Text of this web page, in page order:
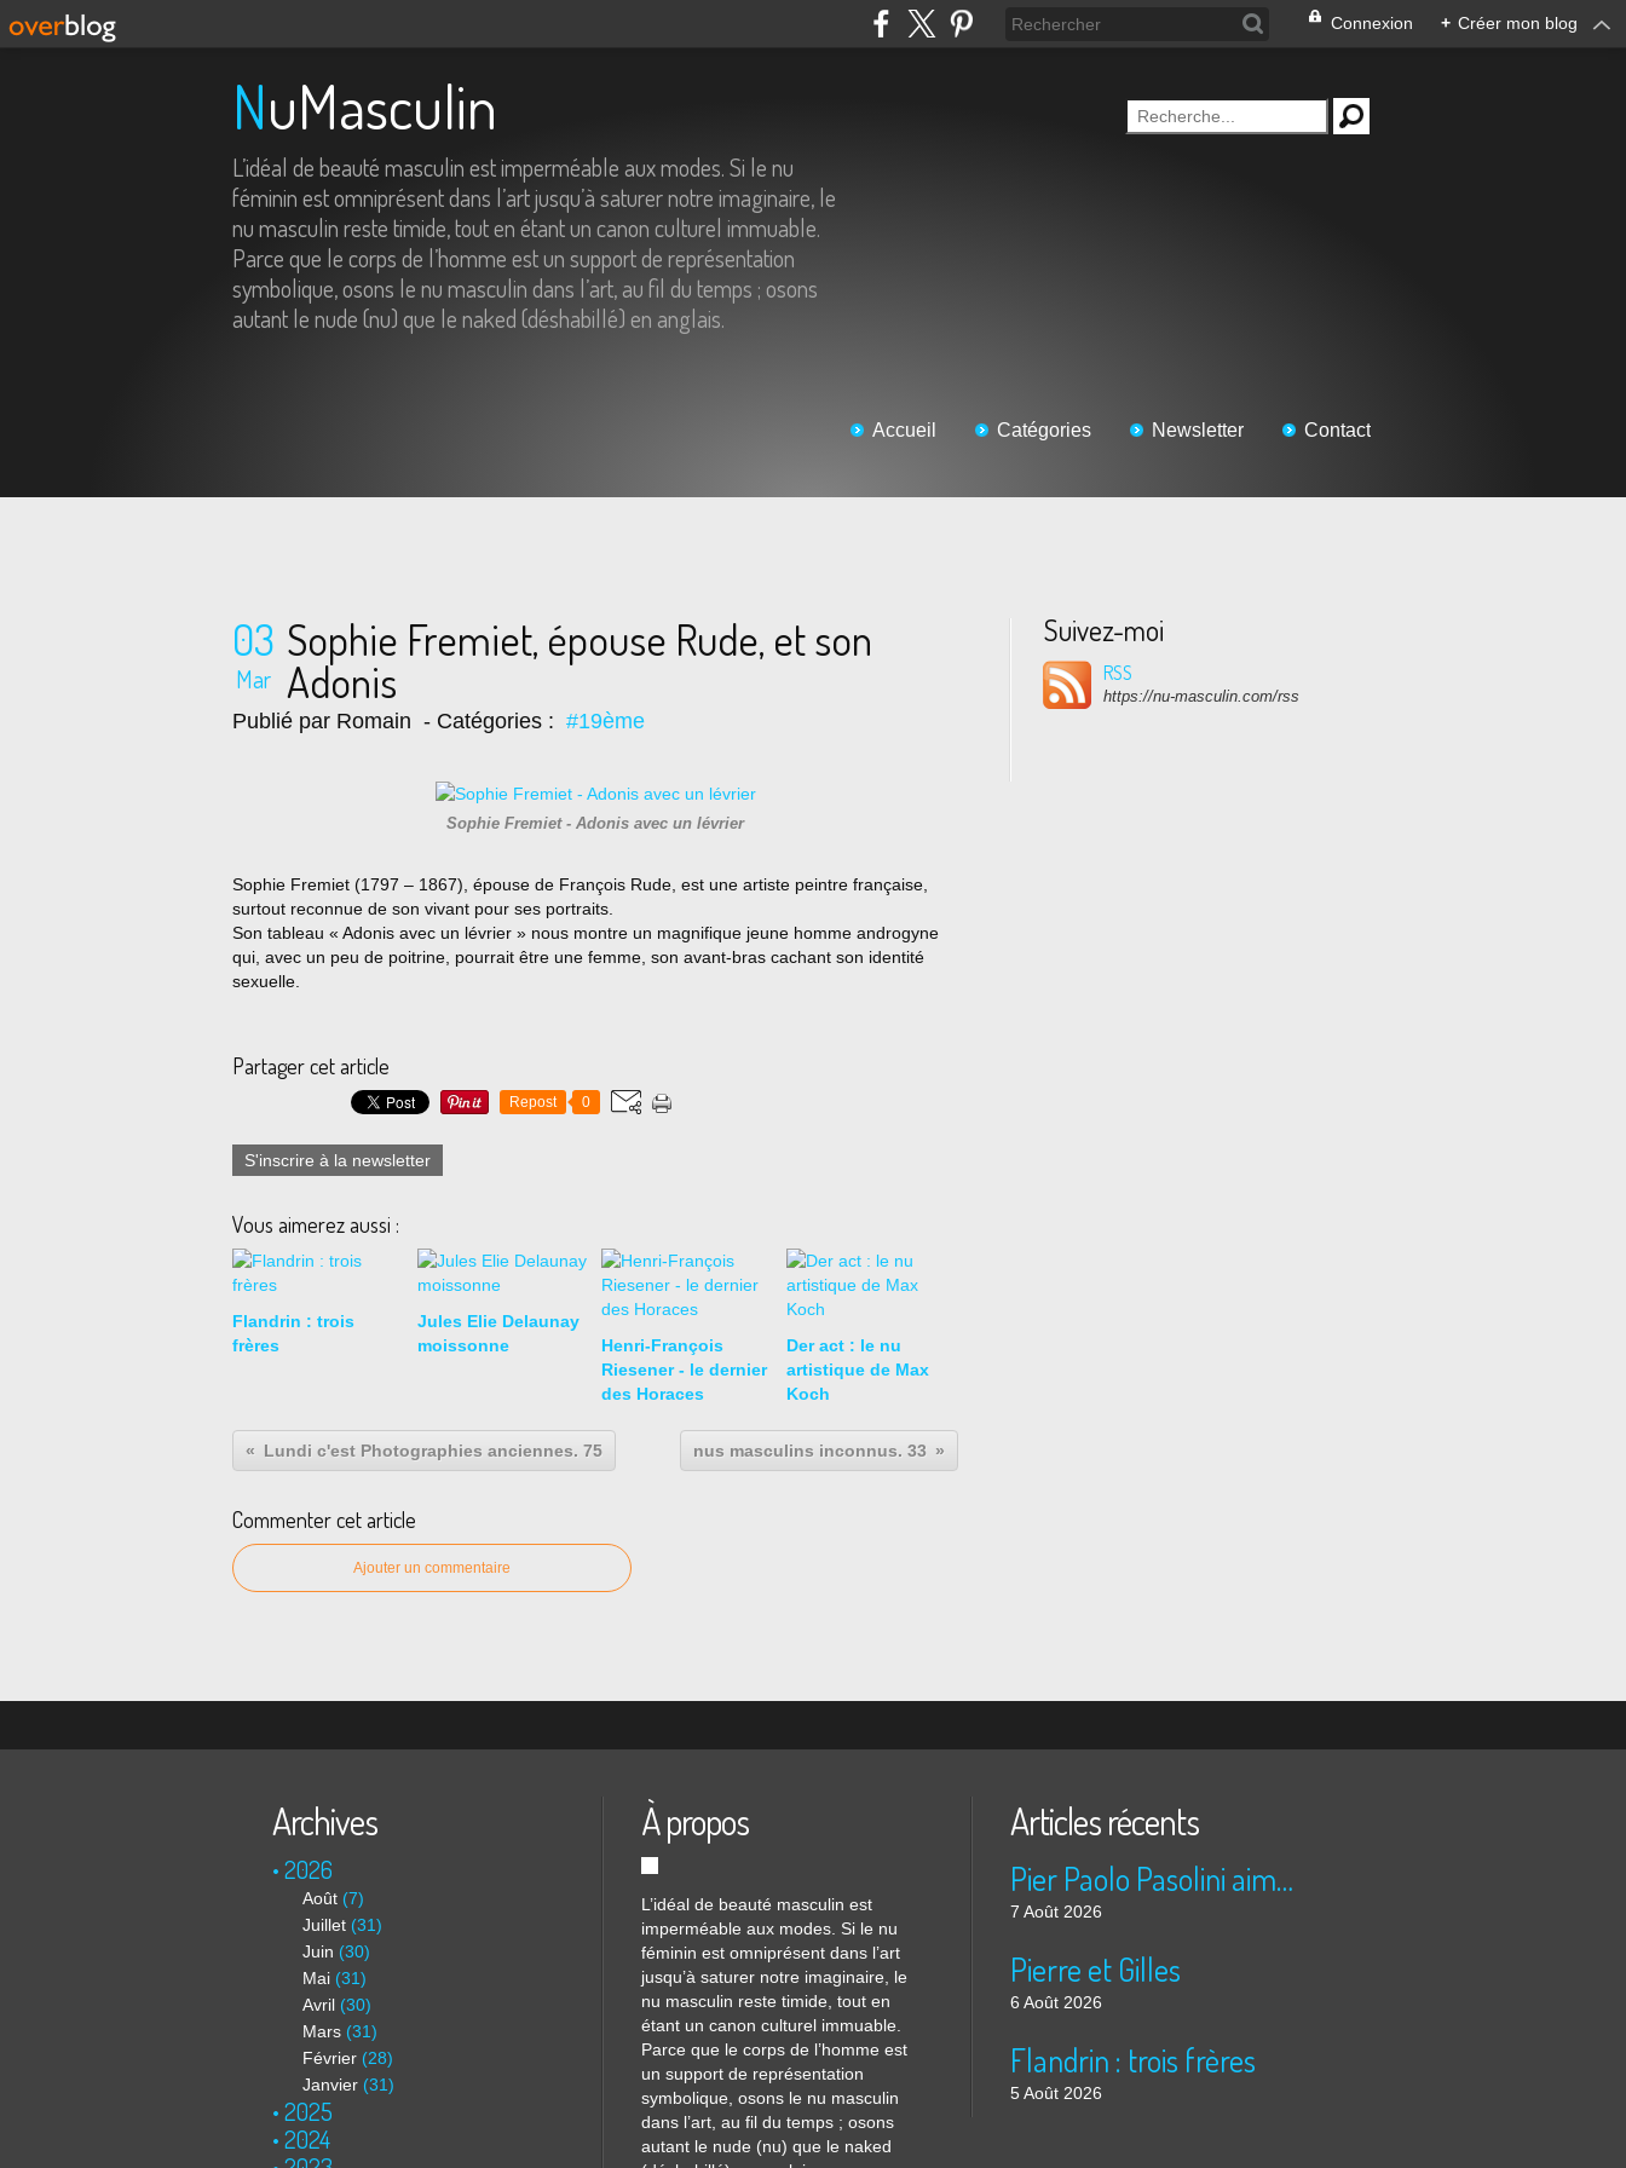
Connexion + Créer mon blog
NuMasculin
L’idéal de beauté masculin est imperméable aux modes. Si le nu
féminin est omniprésent dans l’art jusqu’à saturer notre imaginaire, le
nu masculin reste timide, tout en étant un canon culturel immuable.
Parce que le corps de l’homme est un support de représentation
symbolique, osons le nu masculin dans l’art, au fil du temps ; osons
autant le nude (nu) que le naked (déshabillé) en anglais.
Accueil Catégories Newsletter Contact
03
Mar
Sophie Fremiet, épouse Rude, et son
Adonis
Publié par Romain - Catégories : #19ème
Sophie Fremiet - Adonis avec un lévrier
Sophie Fremiet (1797 – 1867), épouse de François Rude, est une artiste peintre française,
surtout reconnue de son vivant pour ses portraits.
Son tableau « Adonis avec un lévrier » nous montre un magnifique jeune homme androgyne
qui, avec un peu de poitrine, pourrait être une femme, son avant-bras cachant son identité
sexuelle.
Partager cet article
Repost 0
S'inscrire à la newsletter
Vous aimerez aussi :
Flandrin : trois
frères
Jules Elie Delaunay
moissonne
Henri-François
Riesener - le dernier
des Horaces
Der act : le nu
artistique de Max
Koch
Lundi c'est Photographies anciennes. 75 nus masculins inconnus. 33
Commenter cet article
Ajouter un commentaire
Suivez-moi
RSS
https://nu-masculin.com/rss
Archives
2026
Août (7)
Juillet (31)
Juin (30)
Mai (31)
Avril (30)
Mars (31)
Février (28)
Janvier (31)
2025
2024
À propos
L’idéal de beauté masculin est
imperméable aux modes. Si le nu
féminin est omniprésent dans l’art
jusqu’à saturer notre imaginaire, le
nu masculin reste timide, tout en
étant un canon culturel immuable.
Parce que le corps de l’homme est
un support de représentation
symbolique, osons le nu masculin
dans l’art, au fil du temps ; osons
autant le nude (nu) que le naked
Articles récents
Pier Paolo Pasolini aime les nuits arabes
7 Août 2026
Pierre et Gilles
6 Août 2026
Flandrin : trois frères
5 Août 2026